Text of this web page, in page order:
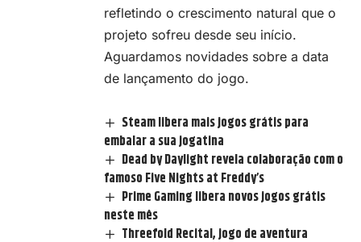
refletindo o crescimento natural que o
projeto sofreu desde seu início.
Aguardamos novidades sobre a data
de lançamento do jogo.
Steam libera mais jogos grátis para
embalar a sua jogatina
Dead by Daylight revela colaboração com o
famoso Five Nights at Freddy’s
Prime Gaming libera novos jogos grátis
neste mês
Threefold Recital, jogo de aventura